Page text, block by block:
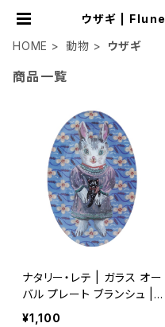
ウザギ | Flune 文房具 猫雑貨 ナ
HOME 動物 ウザギ
商品一覧
ナタリー・レテ | ガラス オー
バル プレート ブランシュ |
Glass Oval Plate BLANC
¥1,100